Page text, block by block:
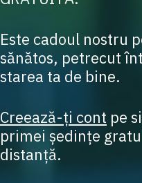
Este cadoul nostru
sănătos, petrecut
starea ta de bine.
Creează-ți cont pe
primei ședințe
distanță.